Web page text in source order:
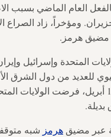
العام الماضي بسبب
ومؤخراً، زاد
مضيق هرمز.
وإيران في 28 فبراير، فرضت إيران
للعديد من دول الشرق
العابرة للمضيق. إلا أنه منذ 13
عبر مضيق هرمز شبه